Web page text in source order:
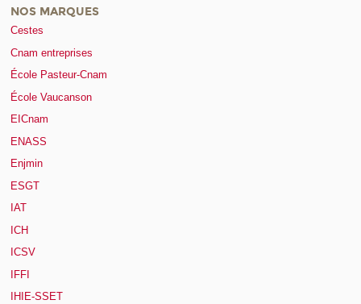
NOS MARQUES
Cestes
Cnam entreprises
École Pasteur-Cnam
École Vaucanson
EICnam
ENASS
Enjmin
ESGT
IAT
ICH
ICSV
IFFI
IHIE-SSET